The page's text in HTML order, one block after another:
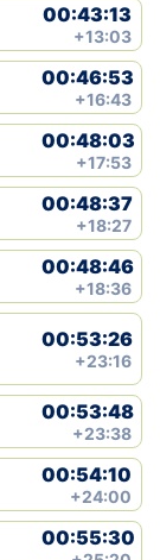
00:43:13
+13:03
00:46:53
+16:43
00:48:03
+17:53
00:48:37
+18:27
00:48:46
+18:36
00:53:26
+23:16
00:53:48
+23:38
00:54:10
+24:00
00:55:30